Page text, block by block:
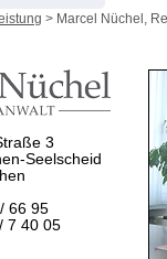
> Marcel Nüchel,
3
Seelscheid
66 95
7 40 05